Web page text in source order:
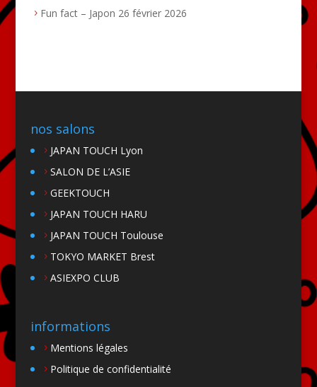
Fun fact – Japon 26 février 2026
nos salons
JAPAN TOUCH Lyon
SALON DE L’ASIE
GEEKTOUCH
JAPAN TOUCH HARU
JAPAN TOUCH Toulouse
TOKYO MARKET Brest
ASIEXPO CLUB
informations
Mentions légales
Politique de confidentialité